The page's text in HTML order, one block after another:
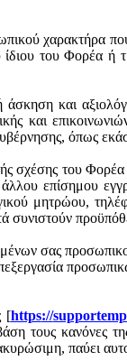
χαρακτήρα
του Φορέα ή
και
και
όπως
σχέσης του Φορέα
επίσημου
μητρώου,
συνιστούν
σας
[https://
βάση τους
παύει